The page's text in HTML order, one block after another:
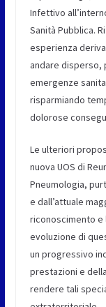
Infettivo
Sanità Pubblica.
esperienza
andare disperso,
emergenze
risparmiando
dolorose
Le ulteriori
nuova UOS di
Pneumologia,
e dall’attuale
riconoscimento e
evoluzione di
un progressivo
prestazioni e
rendere tali